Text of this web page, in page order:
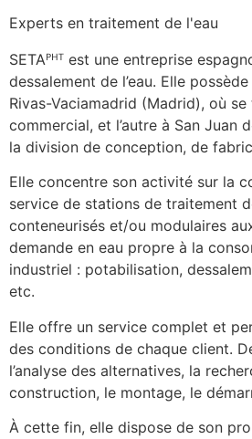
Experts en traitement de l'eau
SETAᴾᴴᵀ est une entreprise
dessalement de l’eau. Elle
Rivas-Vaciamadrid (Madrid), où
commercial, et l’autre à San
la division de conception, de
Elle concentre son activité sur la
service de stations de traitement
conteneurisés et/ou modulaires
demande en eau propre à la
industriel : potabilisation,
etc.
Elle offre un service complet et
des conditions de chaque client.
l’analyse des alternatives, la
construction, le montage, le
À cette fin, elle dispose de son